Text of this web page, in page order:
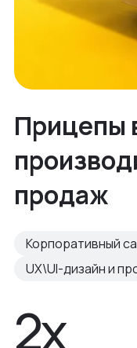
Прицепы
продаж
Корпоративный
UX\UI-дизайн и
2х